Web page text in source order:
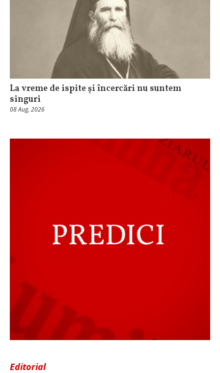
La vreme de ispite și încercări nu suntem
singuri
08 Aug, 2026
Editorial